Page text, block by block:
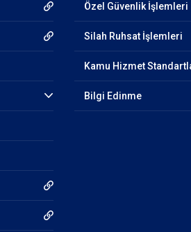
Özel Güvenlik İşlemleri
Silah Ruhsat İşlemleri
Kamu Hizmet
Bilgi Edinme